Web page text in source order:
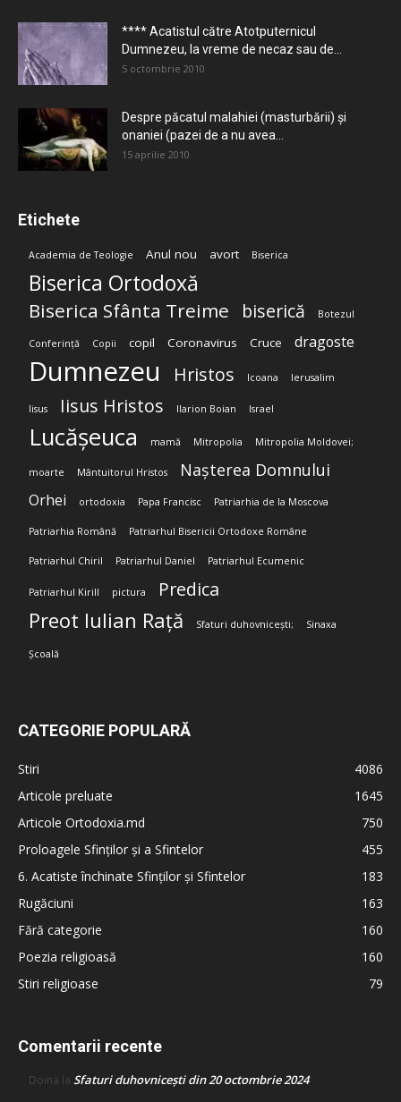
**** Acatistul către Atotputernicul
Dumnezeu, la vreme de necaz sau de...
5 octombrie 2010
Despre păcatul malahiei (masturbării) şi
onaniei (pazei de a nu avea...
15 aprilie 2010
Etichete
Academia de Teologie Anul nou avort Biserica
Biserica Ortodoxă
Biserica Sfânta Treime biserică Botezul
Conferință Copii copil Coronavirus Cruce dragoste
Dumnezeu Hristos Icoana Ierusalim
Iisus Iisus Hristos Ilarion Boian Israel
Lucășeuca mamă Mitropolia Mitropolia Moldovei;
moarte Mântuitorul Hristos Nașterea Domnului
Orhei ortodoxia Papa Francisc Patriarhia de la Moscova
Patriarhia Română Patriarhul Bisericii Ortodoxe Române
Patriarhul Chiril Patriarhul Daniel Patriarhul Ecumenic
Patriarhul Kirill pictura Predica
Preot Iulian Rață Sfaturi duhovnicești; Sinaxa
Școală
CATEGORIE POPULARĂ
Stiri
4086
Articole preluate
1645
Articole Ortodoxia.md
750
Proloagele Sfinților și a Sfintelor
455
6. Acatiste închinate Sfinților și Sfintelor
183
Rugăciuni
163
Fără categorie
160
Poezia religioasă
160
Stiri religioase
79
Comentarii recente
Doina la Sfaturi duhovnicești din 20 octombrie 2024